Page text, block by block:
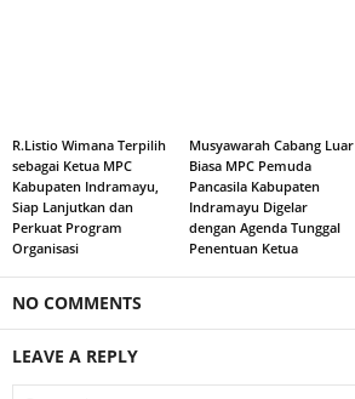
R.Listio Wimana Terpilih
sebagai Ketua MPC
Kabupaten Indramayu,
Siap Lanjutkan dan
Perkuat Program
Organisasi
Musyawarah Cabang Luar
Biasa MPC Pemuda
Pancasila Kabupaten
Indramayu Digelar
dengan Agenda Tunggal
Penentuan Ketua
NO COMMENTS
LEAVE A REPLY